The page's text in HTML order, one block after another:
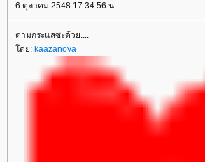
6 ตุลาคม 2548 17:34:56 น.
ตามกระแสซะด้วย....
ดย: kaazanova